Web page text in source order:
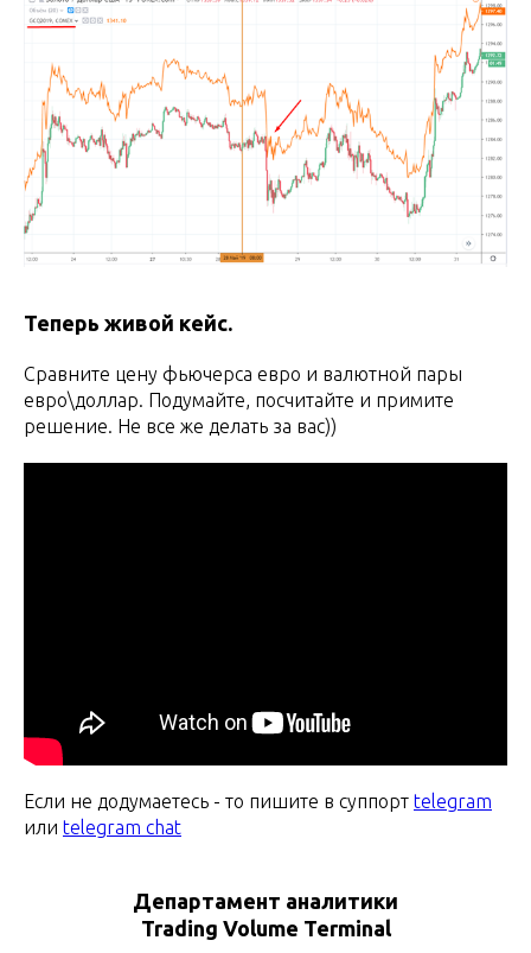
Теперь живой кейс.
Сравните цену фьючерса евро и валютной пары
евро\доллар. Подумайте, посчитайте и примите
решение. Не все же делать за вас))
Если не додумаетесь - то пишите в суппорт telegram
или telegram chat
Департамент аналитики
Trading Volume Terminal